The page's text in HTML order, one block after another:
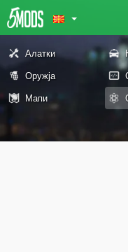
Алатки
Оружја
Мапи